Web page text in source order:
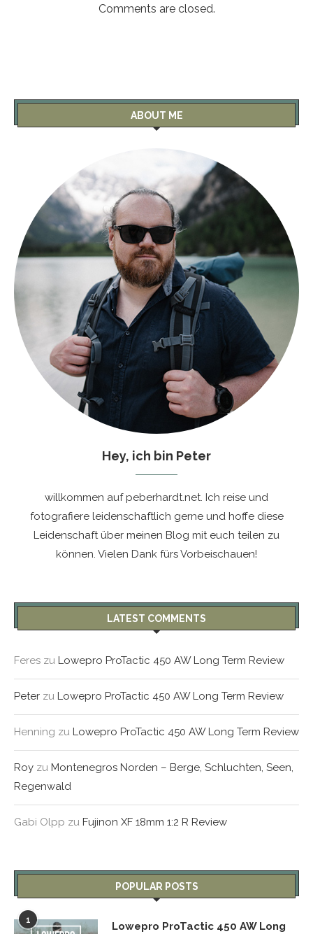
Comments are closed.
ABOUT ME
Hey, ich bin Peter
willkommen auf peberhardt.net. Ich reise und
fotografiere leidenschaftlich gerne und hoffe diese
Leidenschaft über meinen Blog mit euch teilen zu
können. Vielen Dank fürs Vorbeischauen!
LATEST COMMENTS
Feres zu Lowepro ProTactic 450 AW Long Term Review
Peter zu Lowepro ProTactic 450 AW Long Term Review
Henning zu Lowepro ProTactic 450 AW Long Term Review
Roy zu Montenegros Norden – Berge, Schluchten, Seen,
Regenwald
Gabi Olpp zu Fujinon XF 18mm 1:2 R Review
POPULAR POSTS
1
Lowepro ProTactic 450 AW Long